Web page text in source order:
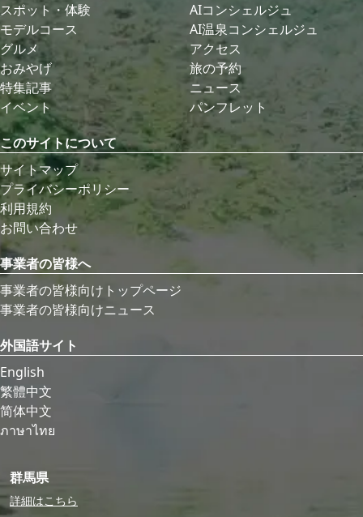
スポット・体験
モデルコース
グルメ
おみやげ
特集記事
イベント
AIコンシェルジュ
AI温泉コンシェルジュ
アクセス
旅の予約
ニュース
パンフレット
このサイトについて
サイトマップ
プライバシーポリシー
利用規約
お問い合わせ
事業者の皆様へ
事業者の皆様向けトップページ
事業者の皆様向けニュース
外国語サイト
English
繁體中文
简体中文
ภาษาไทย
群馬県
詳細はこちら